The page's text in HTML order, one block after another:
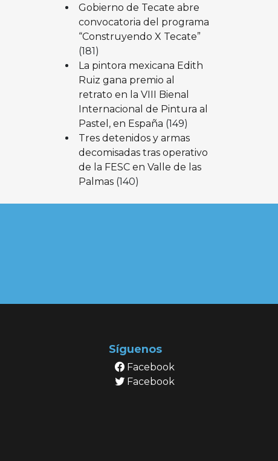
Gobierno de Tecate abre
convocatoria del programa
“Construyendo X Tecate”
(181)
La pintora mexicana Edith
Ruiz gana premio al
retrato en la VIII Bienal
Internacional de Pintura al
Pastel, en España (149)
Tres detenidos y armas
decomisadas tras operativo
de la FESC en Valle de las
Palmas (140)
Síguenos
Facebook
Facebook